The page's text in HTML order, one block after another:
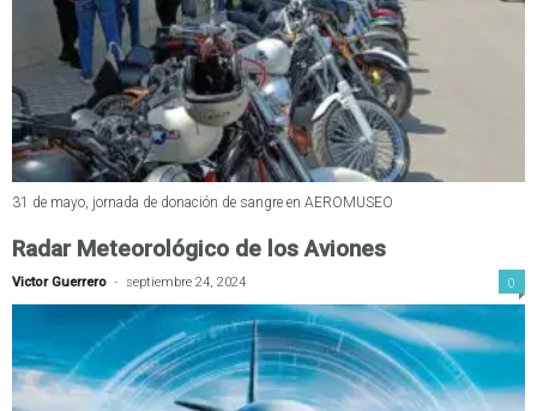
31 de mayo, jornada de donación de sangre en AEROMUSEO
Radar Meteorológico de los Aviones
Victor Guerrero - septiembre 24, 2024 0